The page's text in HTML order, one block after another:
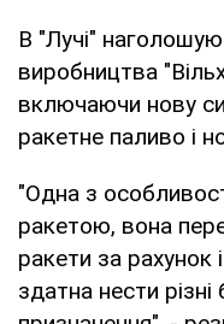
В "Лучі"
виробництва
включаючи нову
ракетне паливо і
"Одна з
ракетою, вона
ракети за рахунок
здатна нести